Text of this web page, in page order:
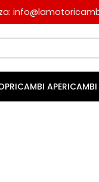
RICAMBI APERICAMBI